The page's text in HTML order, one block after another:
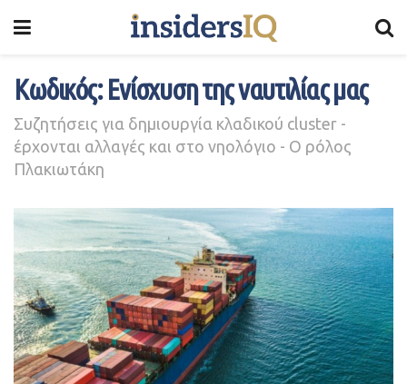
Kωδικός: Ενίσχυση της ναυτιλίας μας
Συζητήσεις για δημιουργία κλαδικού cluster -
έρχονται αλλαγές και στο νηολόγιο - O ρόλος
Πλακιωτάκη